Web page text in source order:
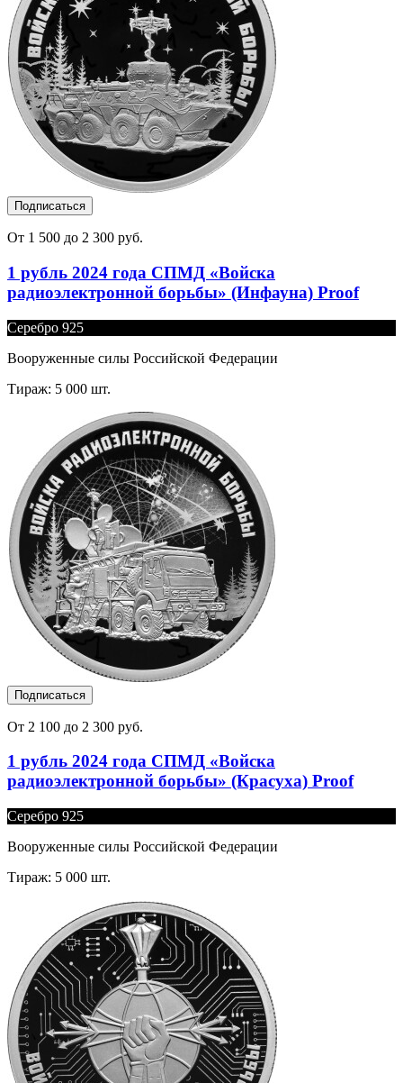
Подписаться
От 1 500 до 2 300 руб.
1 рубль 2024 года СПМД «Войска
радиоэлектронной борьбы» (Инфауна) Proof
Серебро 925
Вооруженные силы Российской Федерации
Тираж: 5 000 шт.
Подписаться
От 2 100 до 2 300 руб.
1 рубль 2024 года СПМД «Войска
радиоэлектронной борьбы» (Красуха) Proof
Серебро 925
Вооруженные силы Российской Федерации
Тираж: 5 000 шт.